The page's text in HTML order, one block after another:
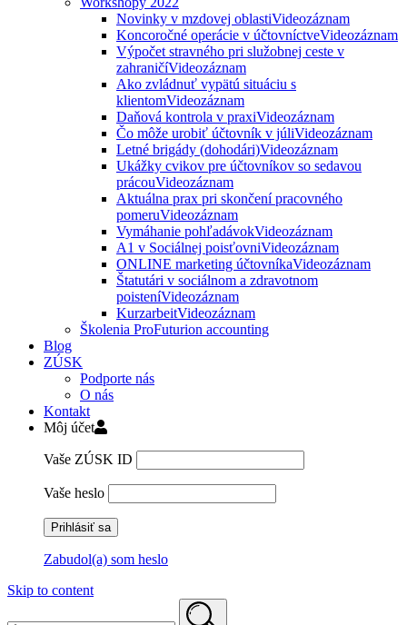
Novinky v mzdovej oblastiVideozáznam
Koncoročné operácie v účtovníctveVideozáznam
Výpočet stravného pri služobnej ceste v
zahraničíVideozáznam
Ako zvládnuť vypätú situáciu s
klientomVideozáznam
Daňová kontrola v praxiVideozáznam
Čo môže urobiť účtovník v júliVideozáznam
Letné brigády (dohodári)Videozáznam
Ukážky cvikov pre účtovníkov so sedavou
prácouVideozáznam
Aktuálna prax pri skončení pracovného
pomeruVideozáznam
Vymáhanie pohľadávokVideozáznam
A1 v Sociálnej poisťovniVideozáznam
ONLINE marketing účtovníkaVideozáznam
Štatutári v sociálnom a zdravotnom
poisteníVideozáznam
KurzarbeitVideozáznam
Školenia ProFuturion accounting
Blog
ZÚSK
Podporte nás
O nás
Kontakt
Môj účet
Vaše ZÚSK ID
Vaše heslo
Zabudol(a) som heslo
Skip to content